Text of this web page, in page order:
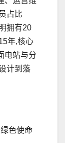
占比
拥有20
年,核心
电站与分
计到落
色使命